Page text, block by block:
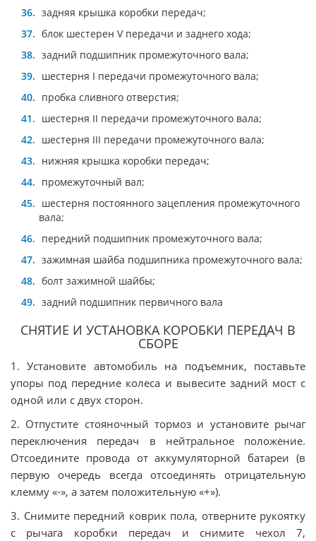
задняя крышка коробки передач;
блок шестерен V передачи и заднего хода;
задний подшипник промежуточного вала;
шестерня I передачи промежуточного вала;
пробка сливного отверстия;
шестерня II передачи промежуточного вала;
шестерня III передачи промежуточного вала;
нижняя крышка коробки передач;
промежуточный вал;
шестерня постоянного зацепления промежуточного
вала;
передний подшипник промежуточного вала;
зажимная шайба подшипника промежуточного вала;
болт зажимной шайбы;
задний подшипник первичного вала
СНЯТИЕ И УСТАНОВКА КОРОБКИ ПЕРЕДАЧ В
СБОРЕ
1. Установите автомобиль на подъемник, поставьте
упоры под передние колеса и вывесите задний мост с
одной или с двух сторон.
2. Отпустите стояночный тормоз и установите рычаг
переключения передач в нейтральное положение.
Отсоедините провода от аккумуляторной батареи (в
первую очередь всегда отсоединять отрицательную
клемму «-», а затем положительную «+»).
3. Снимите передний коврик пола, отверните рукоятку
с рычага коробки передач и снимите чехол 7,